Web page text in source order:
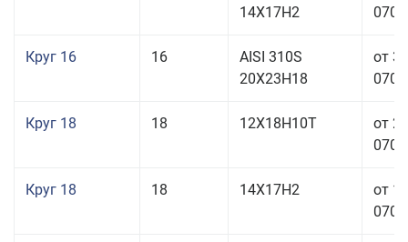
14Х17Н2
Круг 16 16
AISI 310S
20Х23Н18
от
Круг 18 18 12Х18Н10Т
от
Круг 18 18 14Х17Н2
от